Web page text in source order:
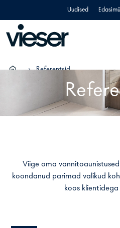
content
Uudised
› Referentsid
Viige oma
koondanud parimad valikud
koos